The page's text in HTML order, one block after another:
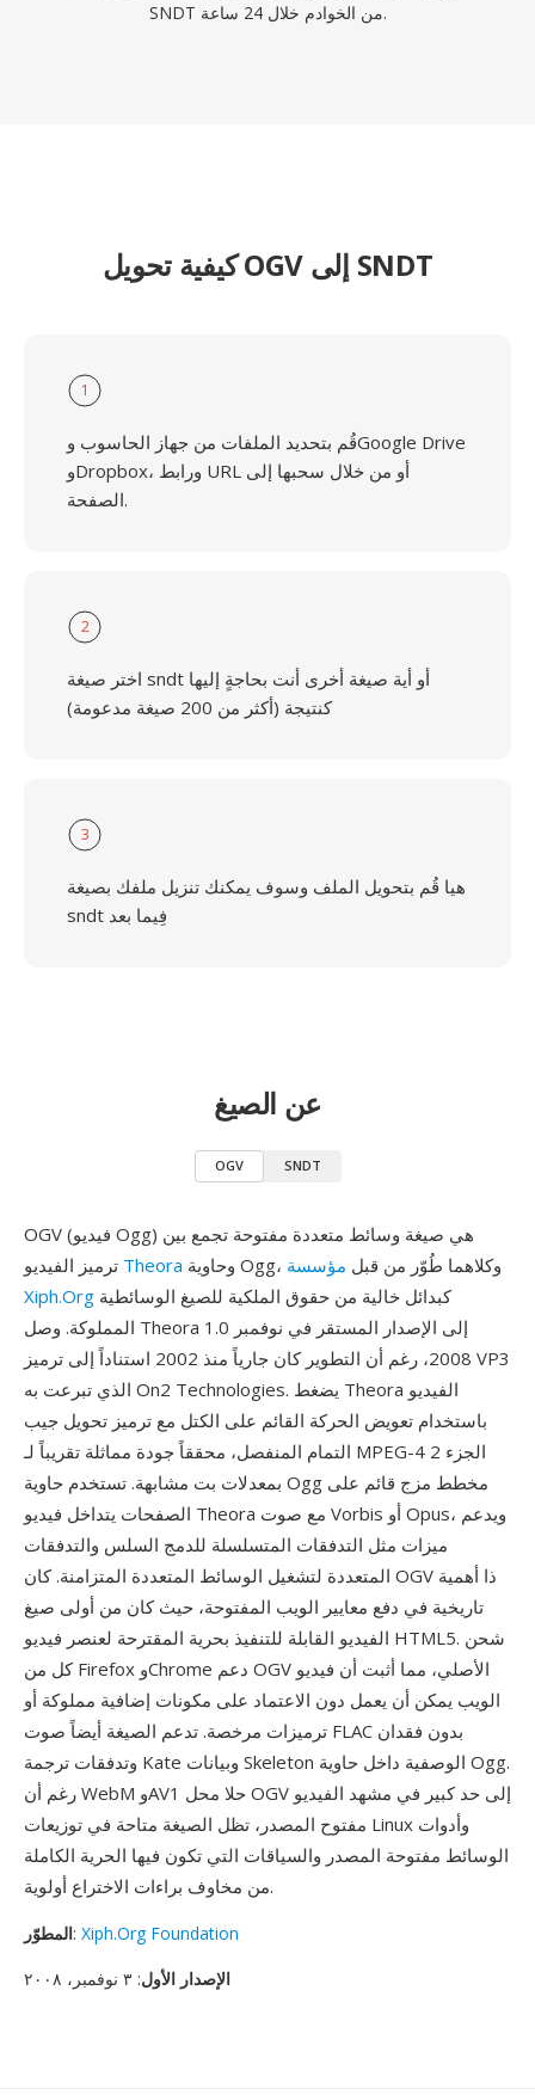
SNDT من الخوادم خلال 24 ساعة.
كيفية تحويل OGV إلى SNDT
1
قُم بتحديد الملفات من جهاز الحاسوب وGoogle Drive
وDropbox، ورابط URL أو من خلال سحبها إلى
الصفحة.
2
اختر صيغة sndt أو أية صيغة أخرى أنت بحاجةٍ إليها
كنتيجة (أكثر من 200 صيغة مدعومة)
3
هيا قُم بتحويل الملف وسوف يمكنك تنزيل ملفك بصيغة
sndt فِيما بعد
عن الصيغ
OGV SNDT
OGV (فيديو Ogg) هي صيغة وسائط متعددة مفتوحة تجمع بين
Theora وحاوية Ogg، وكلاهما طُوّر من قبل مؤسسة
Xiph.Org
المملوكة. وصل Theora 1.0 إلى الإصدار المستقر في نوفمبر
2008، رغم أن التطوير كان جارياً منذ 2002 استناداً إلى ترميز VP3
الذي تبرعت به On2 Technologies. يضغط Theora الفيديو
باستخدام تعويض الحركة القائم على الكتل مع ترميز تحويل جيب
التمام المنفصل، محققاً جودة مماثلة تقريباً لـ MPEG-4 الجزء 2
بمعدلات بت مشابهة. تستخدم حاوية Ogg مخطط مزج قائم على
الصفحات يتداخل فيديو Theora مع صوت Vorbis أو Opus، ويدعم
ميزات مثل التدفقات المتسلسلة للدمج السلس والتدفقات
المتعددة لتشغيل الوسائط المتعددة المتزامنة. كان OGV ذا أهمية
تاريخية في دفع معايير الويب المفتوحة، حيث كان من أولى صيغ
الفيديو القابلة للتنفيذ بحرية المقترحة لعنصر فيديو HTML5. شحن
كل من Firefox وChrome دعم OGV الأصلي، مما أثبت أن فيديو
الويب يمكن أن يعمل دون الاعتماد على مكونات إضافية مملوكة أو
ترميزات مرخصة. تدعم الصيغة أيضاً صوت FLAC بدون فقدان
وتدفقات ترجمة Kate وبيانات Skeleton الوصفية داخل حاوية Ogg.
رغم أن WebM وAV1 حلا محل OGV إلى حد كبير في مشهد الفيديو
مفتوح المصدر، تظل الصيغة متاحة في توزيعات Linux وأدوات
الوسائط مفتوحة المصدر والسياقات التي تكون فيها الحرية الكاملة
من مخاوف براءات الاختراع أولوية.
المطوّر: Xiph.Org Foundation
الإصدار الأول: ٣ نوفمبر، ٢٠٠٨